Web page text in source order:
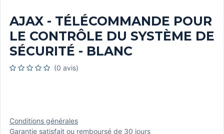
AJAX - TÉLÉCOMMANDE POUR
LE CONTRÔLE DU SYSTÈME DE
SÉCURITÉ - BLANC
(0 avis)
Conditions générales
Garantie satisfait ou remboursé de 30 jours